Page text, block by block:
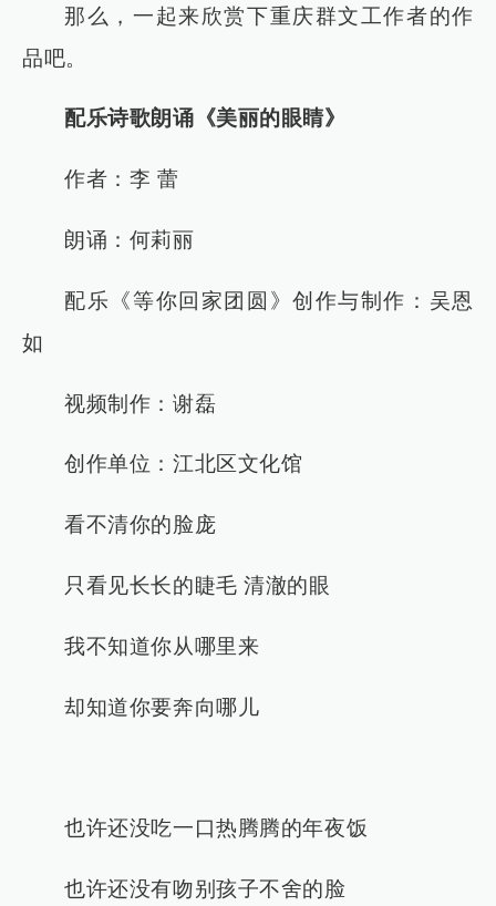
那么，一起来欣赏下重庆群文工作者的作
品吧。
配乐诗歌朗诵《美丽的眼睛》
作者：李 蕾
朗诵：何莉丽
配乐《等你回家团圆》创作与制作：吴恩
如
视频制作：谢磊
创作单位：江北区文化馆
看不清你的脸庞
只看见长长的睫毛 清澈的眼
我不知道你从哪里来
却知道你要奔向哪儿
也许还没吃一口热腾腾的年夜饭
也许还没有吻别孩子不舍的脸